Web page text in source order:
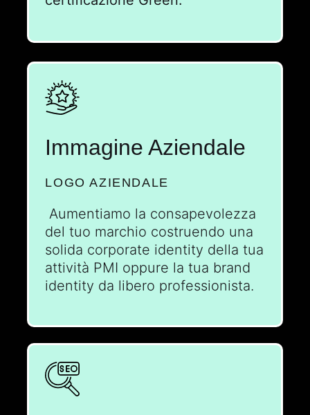
Immagine Aziendale
LOGO AZIENDALE
Aumentiamo la consapevolezza
del tuo marchio costruendo una
solida corporate identity della tua
attività PMI oppure la tua brand
identity da libero professionista.